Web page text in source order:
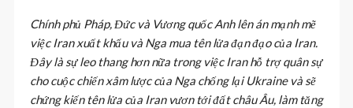
Chính phủ Pháp, Đức và Vương quốc Anh lên án mạnh mẽ
việc Iran xuất khẩu và Nga mua tên lửa đạn đạo của Iran.
Đây là sự leo thang hơn nữa trong việc Iran hỗ trợ quân sự
cho cuộc chiến xâm lược của Nga chống lại Ukraine và sẽ
chứng kiến ​​tên lửa của Iran vươn tới đất châu Âu, làm tăng